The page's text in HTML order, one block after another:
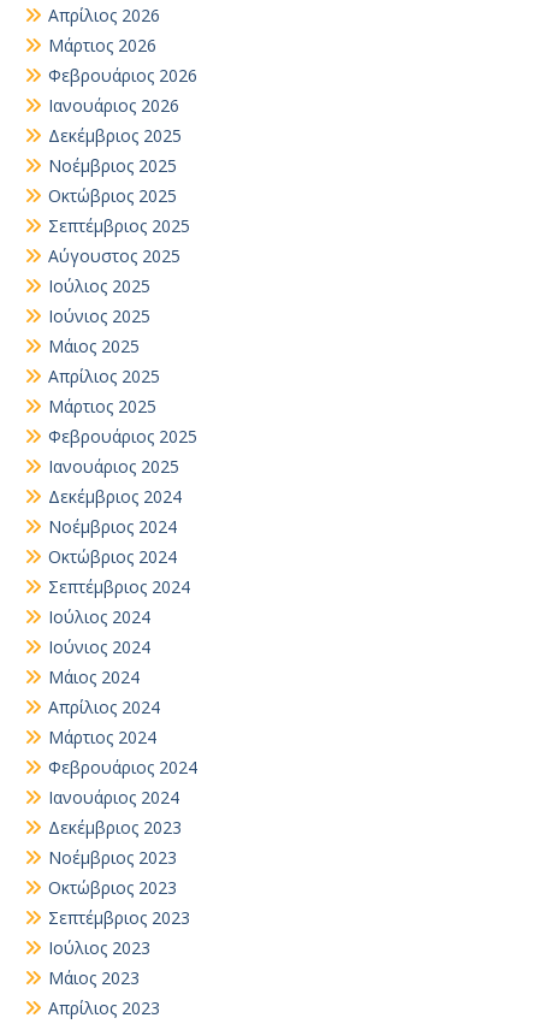
Απρίλιος 2026
Μάρτιος 2026
Φεβρουάριος 2026
Ιανουάριος 2026
Δεκέμβριος 2025
Νοέμβριος 2025
Οκτώβριος 2025
Σεπτέμβριος 2025
Αύγουστος 2025
Ιούλιος 2025
Ιούνιος 2025
Μάιος 2025
Απρίλιος 2025
Μάρτιος 2025
Φεβρουάριος 2025
Ιανουάριος 2025
Δεκέμβριος 2024
Νοέμβριος 2024
Οκτώβριος 2024
Σεπτέμβριος 2024
Ιούλιος 2024
Ιούνιος 2024
Μάιος 2024
Απρίλιος 2024
Μάρτιος 2024
Φεβρουάριος 2024
Ιανουάριος 2024
Δεκέμβριος 2023
Νοέμβριος 2023
Οκτώβριος 2023
Σεπτέμβριος 2023
Ιούλιος 2023
Μάιος 2023
Απρίλιος 2023